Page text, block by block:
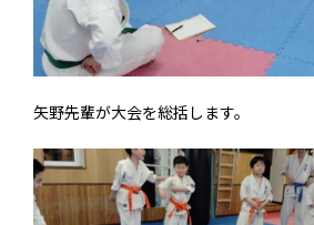
矢野先輩が大会を総括します。